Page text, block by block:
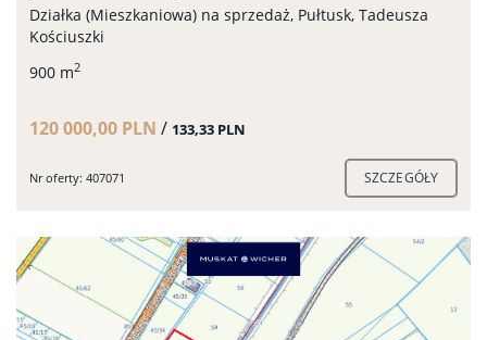
Działka (Mieszkaniowa) na sprzedaż, Pułtusk, Tadeusza
Kościuszki
900 m2
120 000,00 PLN / 133,33 PLN
Nr oferty: 407071 SZCZEGÓŁY